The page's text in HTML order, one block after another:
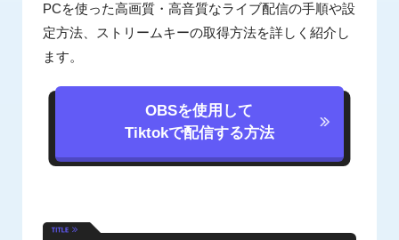
PCを使った高画質・高音質なライブ配信の手順や設
定方法、ストリームキーの取得方法を詳しく紹介し
ます。
OBSを使用して
Tiktokで配信する方法